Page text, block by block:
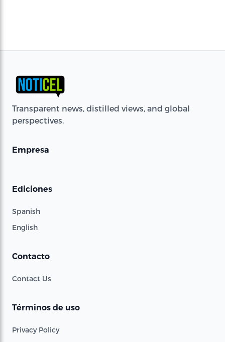
Transparent news, distilled views, and global
perspectives.
Empresa
Ediciones
Spanish
English
Contacto
Contact Us
Términos de uso
Privacy Policy